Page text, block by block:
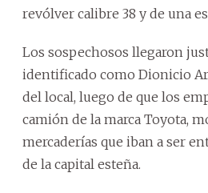
revólver calibre 38 y de una
Los sospechosos llegaron
identificado como Dionicio
del local, luego de que los
camión de la marca Toyota,
mercaderías que iban a ser
de la capital esteña.